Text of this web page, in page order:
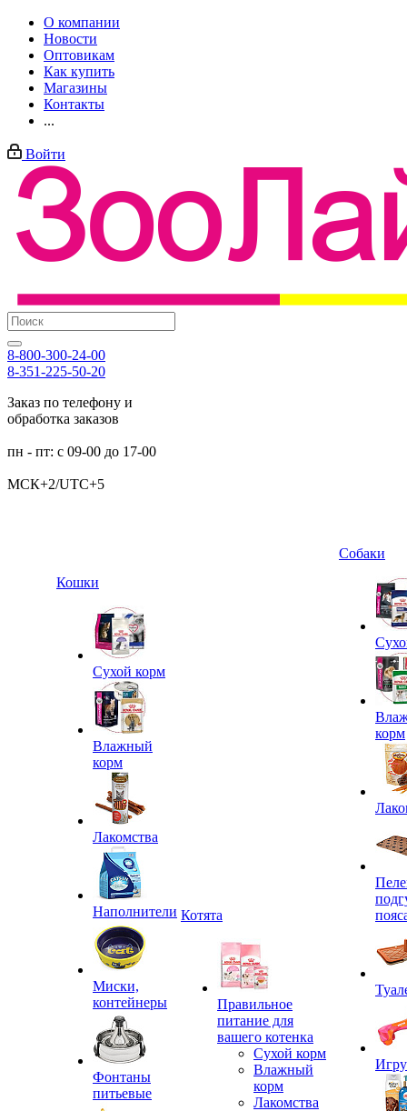
О компании
Новости
Оптовикам
Как купить
Магазины
Контакты
...
Войти
8-800-300-24-00
8-351-225-50-20
Заказ по телефону и
обработка заказов
пн - пт: с 09-00 до 17-00
МСК+2/UTC+5
Кошки
Сухой корм
Влажный
корм
Лакомства
Наполнители
Миски,
контейнеры
Фонтаны
питьевые
Котята
Правильное
питание для
вашего котенка
Сухой корм
Влажный
корм
Лакомства
Собаки
корм